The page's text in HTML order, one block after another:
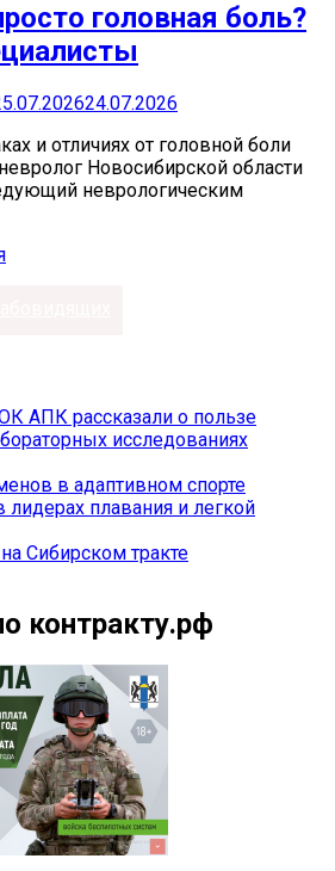
головная боль?
24.07.2026
и отличиях от головной боли
Новосибирской области
неврологическим
АПК рассказали о пользе
исследованиях
в адаптивном спорте
плавания и легкой
Сибирском тракте
контракту.рф